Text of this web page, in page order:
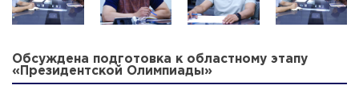
Обсуждена подготовка к областному этапу
«Президентской Олимпиады»